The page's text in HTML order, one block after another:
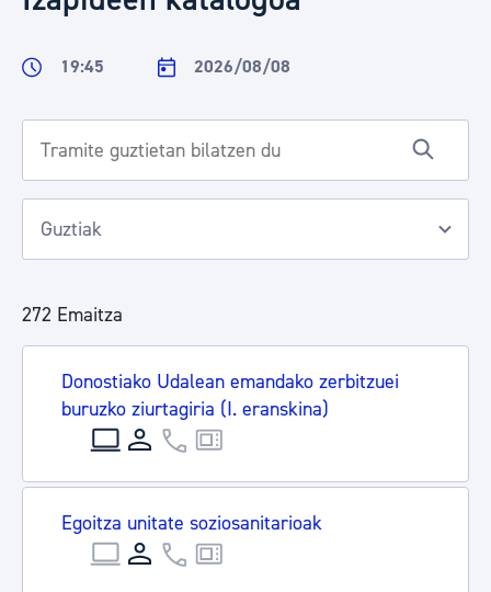
19:45 2026/08/08
272 Emaitza
Donostiako Udalean emandako zerbitzuei
buruzko ziurtagiria (I. eranskina)
Egoitza unitate soziosanitarioak